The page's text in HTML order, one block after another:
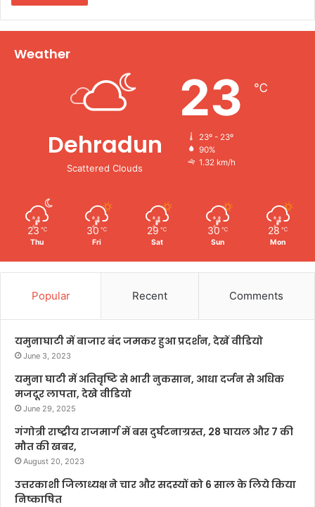
Weather
Dehradun
Scattered Clouds
23 ℃
23º - 23º
90%
1.32 km/h
23 ℃
Thu
30 ℃
Fri
29 ℃
Sat
30 ℃
Sun
28 ℃
Mon
Popular Recent Comments
यमुनाघाटी में बाजार बंद जमकर हुआ प्रदर्शन, देखें वीडियो
June 3, 2023
यमुना घाटी में अतिवृष्टि से भारी नुकसान, आधा दर्जन से अधिक
मजदूर लापता, देखे वीडियो
June 29, 2025
गंगोत्री राष्ट्रीय राजमार्ग में बस दुर्घटनाग्रस्त, 28 घायल और 7 की
मौत की खबर,
August 20, 2023
उत्तरकाशी जिलाध्यक्ष ने चार और सदस्यों को 6 साल के लिये किया
निष्काषित